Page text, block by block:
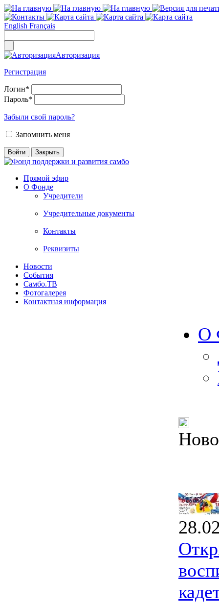
English Français
Авторизация
Регистрация
Логин*
Пароль*
Забыли свой пароль?
Запомнить меня
Прямой эфир
О Фонде
Учредители
Учредительные документы
Контакты
Реквизиты
Новости
События
Самбо.ТВ
Фотогалерея
Контактная информация
О